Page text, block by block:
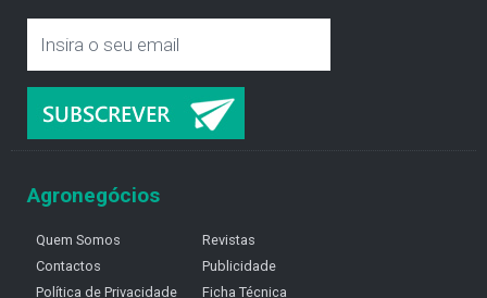
Agronegócios
Quem Somos
Contactos
Política de Privacidade
Revistas
Publicidade
Ficha Técnica